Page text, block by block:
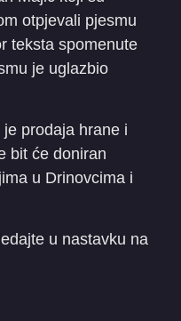
otpjevali pjesmu
teksta spomenute
je uglazbio
prodaja hrane i
bit će doniran
u Drinovcima i
u nastavku na